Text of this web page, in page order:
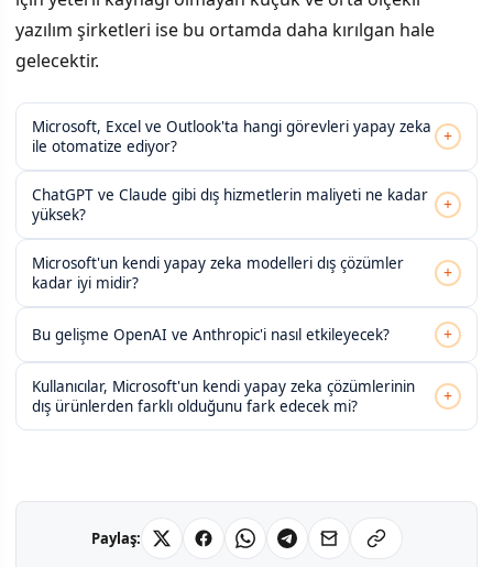
yazılım şirketleri ise bu ortamda daha kırılgan hale
gelecektir.
Microsoft, Excel ve Outlook'ta hangi görevleri yapay zeka
ile otomatize ediyor?
+
ChatGPT ve Claude gibi dış hizmetlerin maliyeti ne kadar
yüksek?
+
Microsoft'un kendi yapay zeka modelleri dış çözümler
kadar iyi midir?
+
Bu gelişme OpenAI ve Anthropic'i nasıl etkileyecek? +
Kullanıcılar, Microsoft'un kendi yapay zeka çözümlerinin
dış ürünlerden farklı olduğunu fark edecek mi?
+
Paylaş: